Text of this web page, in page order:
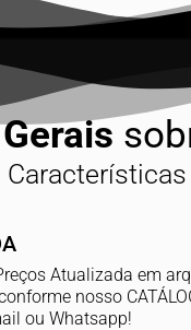
Gerais
Atualizada em
nosso
ou Whatsapp!